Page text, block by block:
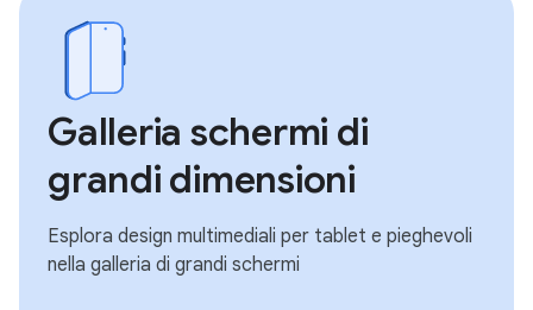
Galleria schermi di
grandi dimensioni
Esplora design multimediali per tablet e pieghevoli
nella galleria di grandi schermi